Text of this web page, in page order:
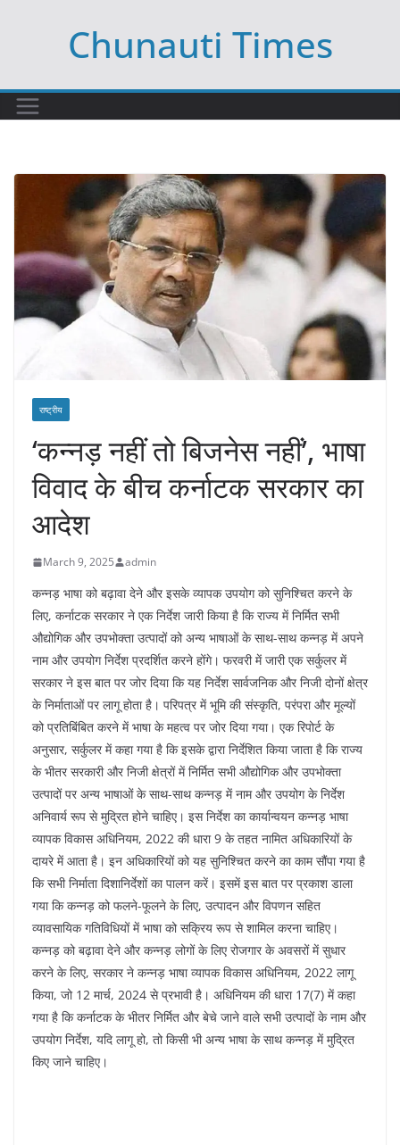
Chunauti Times
राष्ट्रीय
‘कन्नड़ नहीं तो बिजनेस नहीं’, भाषा
विवाद के बीच कर्नाटक सरकार का
आदेश
March 9, 2025 admin
कन्नड़ भाषा को बढ़ावा देने और इसके व्यापक उपयोग को सुनिश्चित करने के
लिए, कर्नाटक सरकार ने एक निर्देश जारी किया है कि राज्य में निर्मित सभी
औद्योगिक और उपभोक्ता उत्पादों को अन्य भाषाओं के साथ-साथ कन्नड़ में अपने
नाम और उपयोग निर्देश प्रदर्शित करने होंगे। फरवरी में जारी एक सर्कुलर में
सरकार ने इस बात पर जोर दिया कि यह निर्देश सार्वजनिक और निजी दोनों क्षेत्र
के निर्माताओं पर लागू होता है। परिपत्र में भूमि की संस्कृति, परंपरा और मूल्यों
को प्रतिबिंबित करने में भाषा के महत्व पर जोर दिया गया। एक रिपोर्ट के
अनुसार, सर्कुलर में कहा गया है कि इसके द्वारा निर्देशित किया जाता है कि राज्य
के भीतर सरकारी और निजी क्षेत्रों में निर्मित सभी औद्योगिक और उपभोक्ता
उत्पादों पर अन्य भाषाओं के साथ-साथ कन्नड़ में नाम और उपयोग के निर्देश
अनिवार्य रूप से मुद्रित होने चाहिए। इस निर्देश का कार्यान्वयन कन्नड़ भाषा
व्यापक विकास अधिनियम, 2022 की धारा 9 के तहत नामित अधिकारियों के
दायरे में आता है। इन अधिकारियों को यह सुनिश्चित करने का काम सौंपा गया है
कि सभी निर्माता दिशानिर्देशों का पालन करें। इसमें इस बात पर प्रकाश डाला
गया कि कन्नड़ को फलने-फूलने के लिए, उत्पादन और विपणन सहित
व्यावसायिक गतिविधियों में भाषा को सक्रिय रूप से शामिल करना चाहिए।
कन्नड़ को बढ़ावा देने और कन्नड़ लोगों के लिए रोजगार के अवसरों में सुधार
करने के लिए, सरकार ने कन्नड़ भाषा व्यापक विकास अधिनियम, 2022 लागू
किया, जो 12 मार्च, 2024 से प्रभावी है। अधिनियम की धारा 17(7) में कहा
गया है कि कर्नाटक के भीतर निर्मित और बेचे जाने वाले सभी उत्पादों के नाम और
उपयोग निर्देश, यदि लागू हो, तो किसी भी अन्य भाषा के साथ कन्नड़ में मुद्रित
किए जाने चाहिए।